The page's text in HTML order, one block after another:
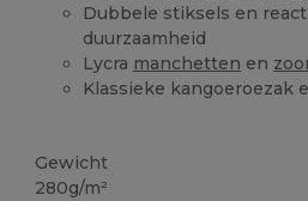
Dubbele stiksels en
duurzaamheid
Lycra manchetten en
Klassieke kangoeroezak
Gewicht
280g/m²